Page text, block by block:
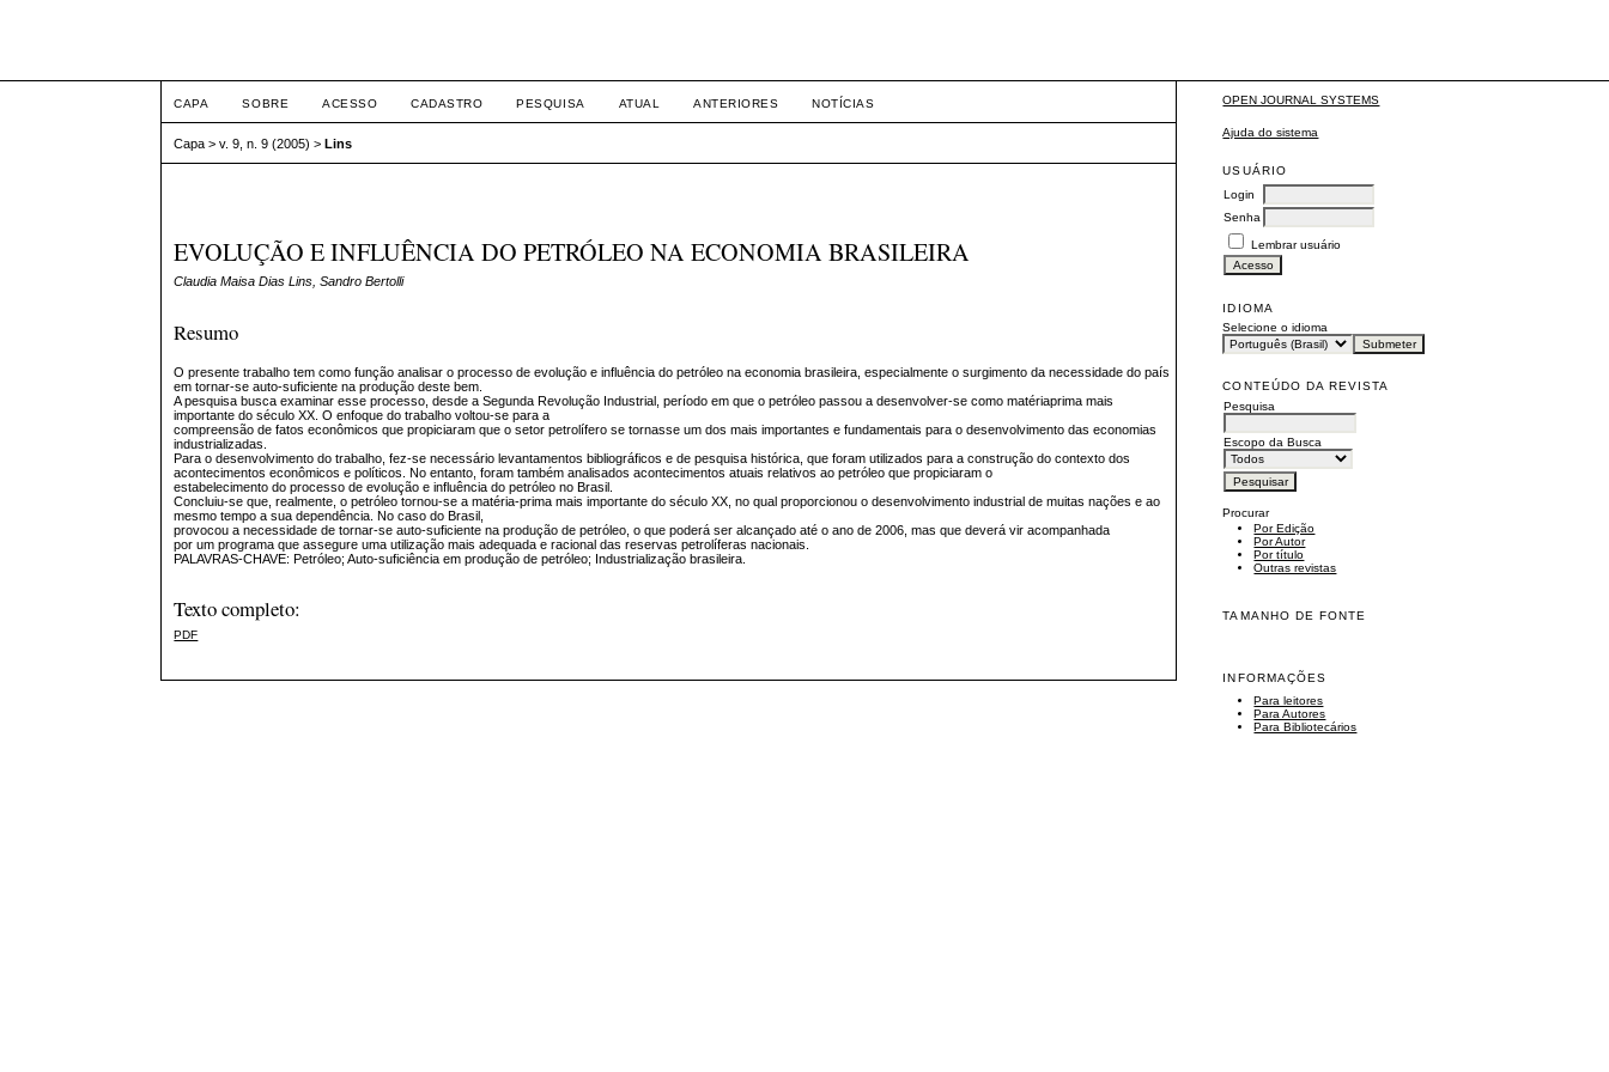
OPEN JOURNAL SYSTEMS
Ajuda do sistema
USUÁRIO
Login
Senha
Lembrar usuário
IDIOMA
Selecione o idioma
CONTEÚDO DA REVISTA
Pesquisa
Escopo da Busca
Procurar
Por Edição
Por Autor
Por título
Outras revistas
TAMANHO DE FONTE
INFORMAÇÕES
Para leitores
Para Autores
Para Bibliotecários
CAPA SOBRE ACESSO CADASTRO PESQUISA ATUAL ANTERIORES NOTÍCIAS
Capa >v. 9, n. 9 (2005) >Lins
EVOLUÇÃO E INFLUÊNCIA DO PETRÓLEO NA ECONOMIA BRASILEIRA
Claudia Maisa Dias Lins, Sandro Bertolli
Resumo
O presente trabalho tem como função analisar o processo de evolução e influência do petróleo na economia brasileira, especialmente o surgimento da necessidade do país
em tornar-se auto-suficiente na produção deste bem.
A pesquisa busca examinar esse processo, desde a Segunda Revolução Industrial, período em que o petróleo passou a desenvolver-se como matériaprima mais
importante do século XX. O enfoque do trabalho voltou-se para a
compreensão de fatos econômicos que propiciaram que o setor petrolífero se tornasse um dos mais importantes e fundamentais para o desenvolvimento das economias
industrializadas.
Para o desenvolvimento do trabalho, fez-se necessário levantamentos bibliográficos e de pesquisa histórica, que foram utilizados para a construção do contexto dos
acontecimentos econômicos e políticos. No entanto, foram também analisados acontecimentos atuais relativos ao petróleo que propiciaram o
estabelecimento do processo de evolução e influência do petróleo no Brasil.
Concluiu-se que, realmente, o petróleo tornou-se a matéria-prima mais importante do século XX, no qual proporcionou o desenvolvimento industrial de muitas nações e ao
mesmo tempo a sua dependência. No caso do Brasil,
provocou a necessidade de tornar-se auto-suficiente na produção de petróleo, o que poderá ser alcançado até o ano de 2006, mas que deverá vir acompanhada
por um programa que assegure uma utilização mais adequada e racional das reservas petrolíferas nacionais.
PALAVRAS-CHAVE: Petróleo; Auto-suficiência em produção de petróleo; Industrialização brasileira.
Texto completo:
PDF